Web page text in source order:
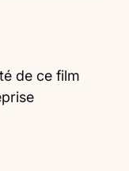
de ce film